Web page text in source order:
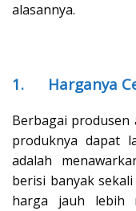
alasannya.
1. Harganya
Berbagai
produknya dapat
adalah
berisi banyak
harga jauh lebih